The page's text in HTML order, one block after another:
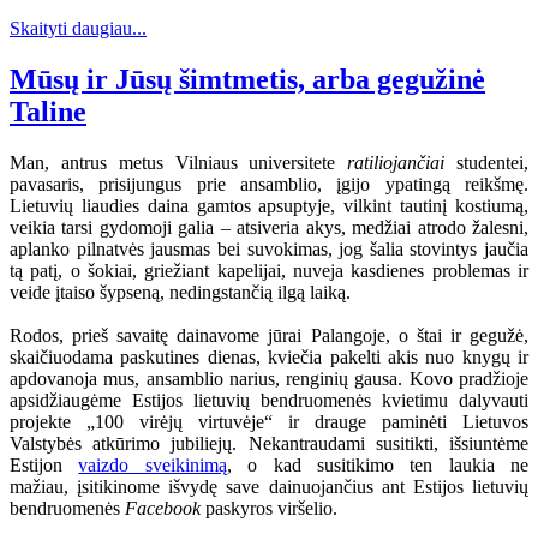
Skaityti daugiau...
Mūsų ir Jūsų šimtmetis, arba gegužinė
Taline
Man, antrus metus Vilniaus universiteteratiliojančiai studentei,
pavasaris, prisijungus prie ansamblio, įgijo ypatingą reikšmę.
Lietuvių liaudies daina gamtos apsuptyje, vilkint tautinį kostiumą,
veikia tarsi gydomoji galia – atsiveria akys, medžiai atrodo žalesni,
aplanko pilnatvės jausmas bei suvokimas, jog šalia stovintys jaučia
tą patį, o šokiai, griežiant kapelijai, nuveja kasdienes problemas ir
veide įtaiso šypseną, nedingstančią ilgą laiką.
Rodos, prieš savaitę dainavome jūrai Palangoje, o štai ir gegužė,
skaičiuodama paskutines dienas, kviečia pakelti akis nuo knygų ir
apdovanoja mus, ansamblio narius, renginių gausa. Kovo pradžioje
apsidžiaugėme Estijos lietuvių bendruomenės kvietimu dalyvauti
projekte „100 virėjų virtuvėje“ ir drauge paminėti Lietuvos
Valstybės atkūrimo jubiliejų. Nekantraudami susitikti, išsiuntėme
Estijonvaizdo sveikinimą, o kad susitikimo ten laukia ne
mažiau, įsitikinome išvydę save dainuojančius ant Estijos lietuvių
bendruomenės Facebookpaskyros viršelio.